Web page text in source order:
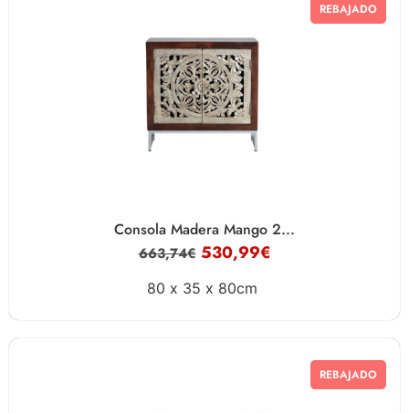
REBAJADO
Consola Madera Mango 2...
663,74€ 530,99€
80 x 35 x 80cm
REBAJADO